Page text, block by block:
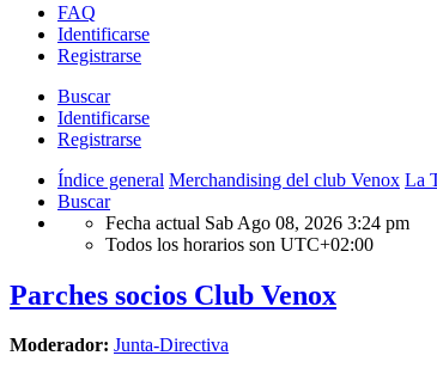
FAQ
Identificarse
Registrarse
Buscar
Identificarse
Registrarse
Índice general Merchandising del club Venox La
Buscar
Fecha actual Sab Ago 08, 2026 3:24 pm
Todos los horarios son UTC+02:00
Parches socios Club Venox
Moderador: Junta-Directiva